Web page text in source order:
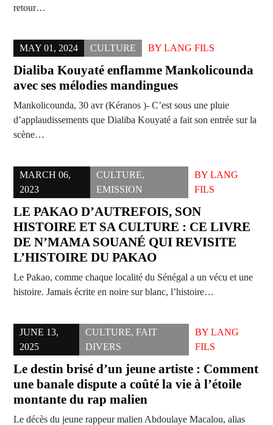
retour…
MAY 01, 2024 CULTURE BY LANG FILS
Dialiba Kouyaté enflamme Mankolicounda
avec ses mélodies mandingues
Mankolicounda, 30 avr (Kéranos )- C’est sous une pluie
d’applaudissements que Dialiba Kouyaté a fait son entrée sur la
scène…
MARCH 06,
2023
CULTURE,
EMISSION
BYLANG
FILS
LE PAKAO D’AUTREFOIS, SON
HISTOIRE ET SA CULTURE : CE LIVRE
DE N’MAMA SOUANÉ QUI REVISITE
L’HISTOIRE DU PAKAO
Le Pakao, comme chaque localité du Sénégal a un vécu et une
histoire. Jamais écrite en noire sur blanc, l’histoire…
JUNE 13,
2025
CULTURE,FAIT
DIVERS
BY LANG
FILS
Le destin brisé d’un jeune artiste : Comment
une banale dispute a coûté la vie à l’étoile
montante du rap malien
Le décès du jeune rappeur malien Abdoulaye Macalou, alias